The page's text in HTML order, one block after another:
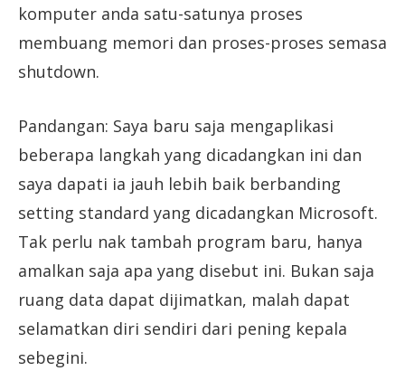
komputer anda satu-satunya proses
membuang memori dan proses-proses semasa
shutdown.
Pandangan: Saya baru saja mengaplikasi
beberapa langkah yang dicadangkan ini dan
saya dapati ia jauh lebih baik berbanding
setting standard yang dicadangkan Microsoft.
Tak perlu nak tambah program baru, hanya
amalkan saja apa yang disebut ini. Bukan saja
ruang data dapat dijimatkan, malah dapat
selamatkan diri sendiri dari pening kepala
sebegini.